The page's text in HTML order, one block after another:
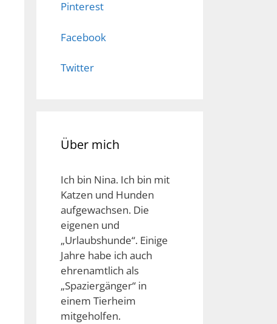
Pinterest
Facebook
Twitter
Über mich
Ich bin Nina. Ich bin mit
Katzen und Hunden
aufgewachsen. Die
eigenen und
„Urlaubshunde“. Einige
Jahre habe ich auch
ehrenamtlich als
„Spaziergänger“ in
einem Tierheim
mitgeholfen.